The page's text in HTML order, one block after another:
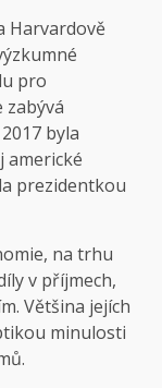
Harvardově
pro
zabývá
byla
americké
prezidentkou
na trhu
v příjmech,
Většina jejích
minulosti